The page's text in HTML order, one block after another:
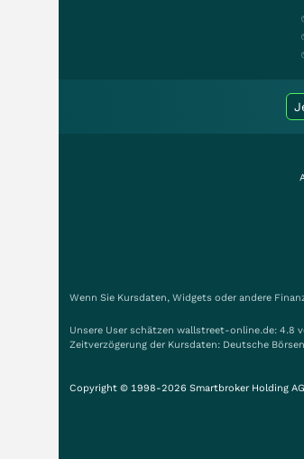
Wenn Sie Kursdaten, Widgets oder andere
Unsere User schätzen wallstreet-online.de: 4.8
Zeitverzögerung der Kursdaten: Deutsche
Copyright © 1998-2026 Smartbroker Holding